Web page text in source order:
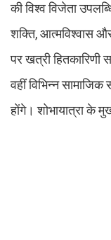
की विश्व विजेता
शक्ति, आत्मविश्वास
पर खत्री हितकारिणी
वहीं विभिन्न सामाजिक
होंगे। शोभायात्रा के